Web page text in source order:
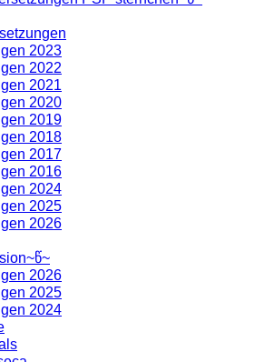
2023
2022
2021
2020
2019
2018
2017
2016
2024
2025
2026
2026
2025
2024